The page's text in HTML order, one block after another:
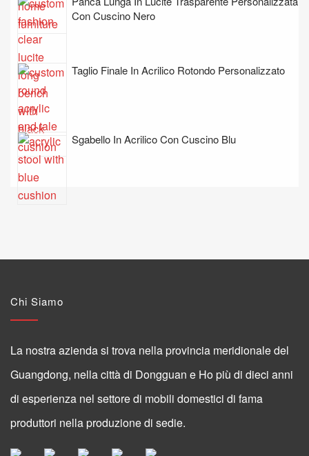
Con Cuscino Nero
Taglio Finale In Acrilico Rotondo Personalizzato
Sgabello In Acrilico Con Cuscino Blu
Chi Siamo
La nostra azienda si trova nella provincia meridionale del
Guangdong, nella città di Dongguan e Ho più di dieci anni
di esperienza nel settore di mobili domestici di fama
produttori nella produzione di sedie.